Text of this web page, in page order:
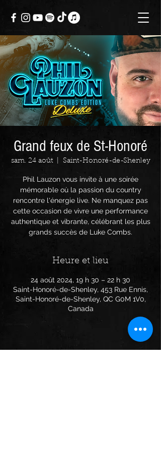
Grand feux de St-Honoré
sam. 24 août
  |
Saint-Honoré-de-Shenley
Phil Lauzon vous invite à une soirée
mémorable où la passion du country
rencontre l'énergie live. Ne manquez pas
cette occasion de vivre une performance
authentique et vibrante, célébrant les plus
grands succès de Luke Combs.
Heure et lieu
24 août 2024, 19 h 30 – 22 h 30
Saint-Honoré-de-Shenley, 453 Rue Ennis,
Saint-Honoré-de-Shenley, QC G0M 1V0,
Canada